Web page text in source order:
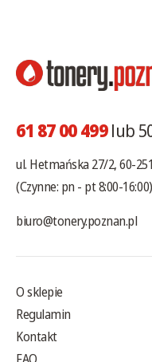
61 87 00 499lub
ul. Hetmańska 27/2, 60-
(Czynne: pn - pt 8:00-16:00)
biuro@tonery.poznan.pl
O sklepie
Regulamin
Kontakt